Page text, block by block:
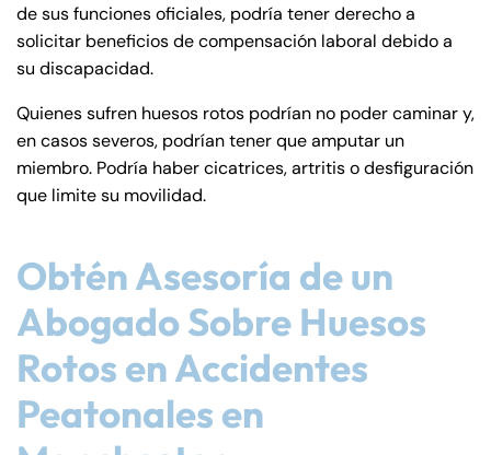
de sus funciones oficiales, podría tener derecho a
solicitar beneficios de compensación laboral debido a
su discapacidad.
Quienes sufren huesos rotos podrían no poder caminar y,
en casos severos, podrían tener que amputar un
miembro. Podría haber cicatrices, artritis o desfiguración
que limite su movilidad.
Obtén Asesoría de un
Abogado Sobre Huesos
Rotos en Accidentes
Peatonales en